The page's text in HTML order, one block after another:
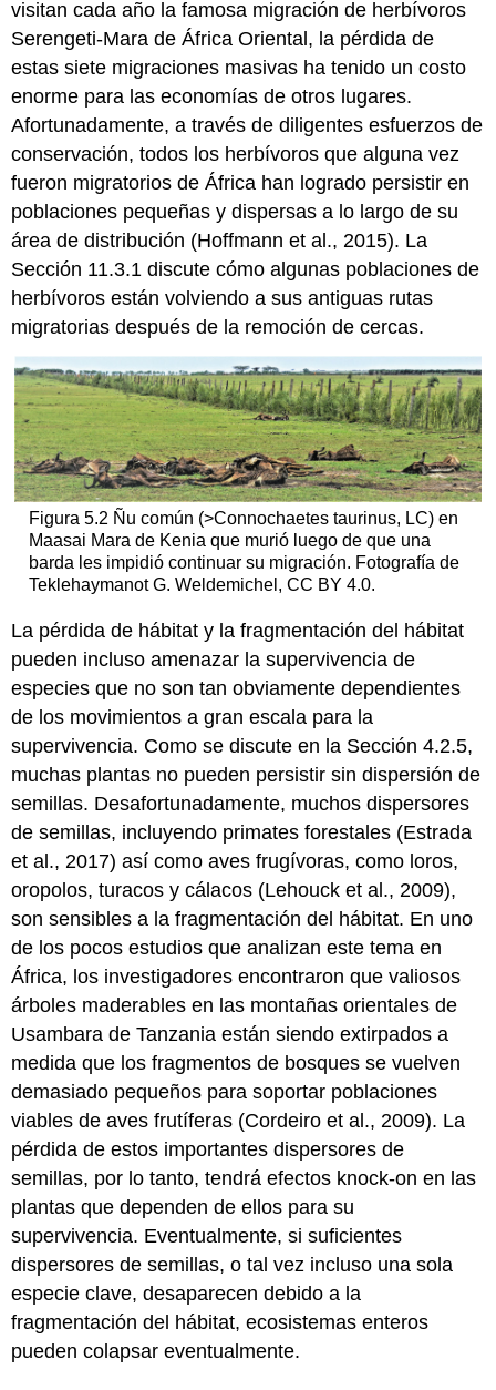
visitan cada año la famosa migración de herbívoros
Serengeti-Mara de África Oriental, la pérdida de
estas siete migraciones masivas ha tenido un costo
enorme para las economías de otros lugares.
Afortunadamente, a través de diligentes esfuerzos de
conservación, todos los herbívoros que alguna vez
fueron migratorios de África han logrado persistir en
poblaciones pequeñas y dispersas a lo largo de su
área de distribución (Hoffmann et al., 2015). La
Sección 11.3.1 discute cómo algunas poblaciones de
herbívoros están volviendo a sus antiguas rutas
migratorias después de la remoción de cercas.
Figura 5.2 Ñu común (>Connochaetes taurinus, LC) en
Maasai Mara de Kenia que murió luego de que una
barda les impidió continuar su migración. Fotografía de
Teklehaymanot G. Weldemichel, CC BY 4.0.
La pérdida de hábitat y la fragmentación del hábitat
pueden incluso amenazar la supervivencia de
especies que no son tan obviamente dependientes
de los movimientos a gran escala para la
supervivencia. Como se discute en la Sección 4.2.5,
muchas plantas no pueden persistir sin dispersión de
semillas. Desafortunadamente, muchos dispersores
de semillas, incluyendo primates forestales (Estrada
et al., 2017) así como aves frugívoras, como loros,
oropolos, turacos y cálacos (Lehouck et al., 2009),
son sensibles a la fragmentación del hábitat. En uno
de los pocos estudios que analizan este tema en
África, los investigadores encontraron que valiosos
árboles maderables en las montañas orientales de
Usambara de Tanzania están siendo extirpados a
medida que los fragmentos de bosques se vuelven
demasiado pequeños para soportar poblaciones
viables de aves frutíferas (Cordeiro et al., 2009). La
pérdida de estos importantes dispersores de
semillas, por lo tanto, tendrá efectos knock-on en las
plantas que dependen de ellos para su
supervivencia. Eventualmente, si suficientes
dispersores de semillas, o tal vez incluso una sola
especie clave, desaparecen debido a la
fragmentación del hábitat, ecosistemas enteros
pueden colapsar eventualmente.